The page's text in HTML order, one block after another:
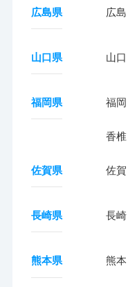
広島県 広島
山口県 山口
福岡県 福岡
香椎
佐賀県 佐賀
長崎県 長崎
熊本県 熊本